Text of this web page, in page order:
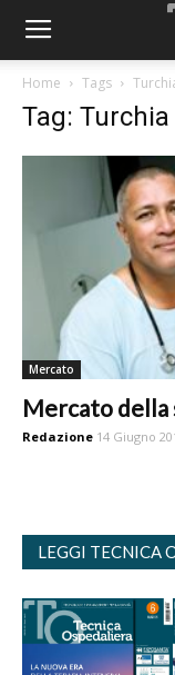
Home Tags
Tag: Turchia
Mercato
Mercato della
Redazione 14 Giugno
LEGGI TECNICA